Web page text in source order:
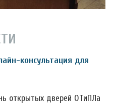
консультация для
открытых дверей ОТиПЛа